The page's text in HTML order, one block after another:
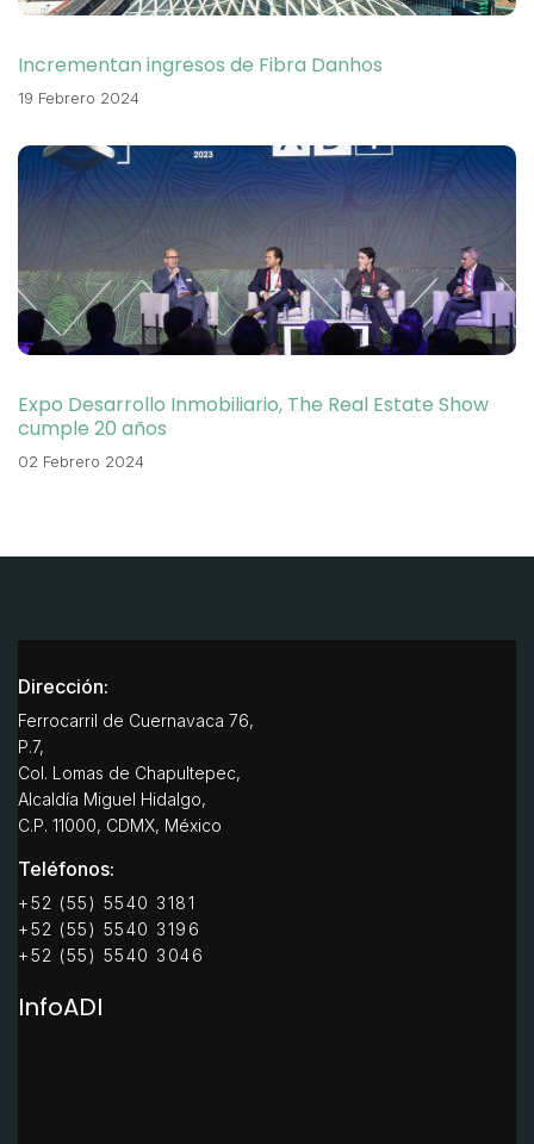
Incrementan ingresos de Fibra Danhos
19 Febrero 2024
Expo Desarrollo Inmobiliario, The Real Estate Show
cumple 20 años
02 Febrero 2024
Dirección:
Ferrocarril de Cuernavaca 76,
P.7,
Col. Lomas de Chapultepec,
Alcaldía Miguel Hidalgo,
C.P. 11000, CDMX, México
Teléfonos:
+52 (55) 5540 3181
+52 (55) 5540 3196
+52 (55) 5540 3046
InfoADI